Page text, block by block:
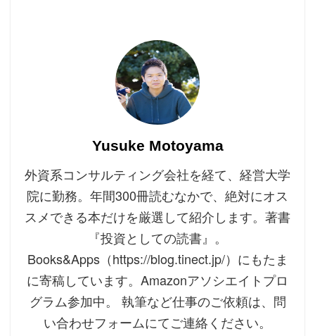
Yusuke Motoyama
外資系コンサルティング会社を経て、経営大学
院に勤務。年間300冊読むなかで、絶対にオス
スメできる本だけを厳選して紹介します。著書
『投資としての読書』。
Books&Apps（https://blog.tinect.jp/）にもたま
に寄稿しています。Amazonアソシエイトプロ
グラム参加中。 執筆など仕事のご依頼は、問
い合わせフォームにてご連絡ください。